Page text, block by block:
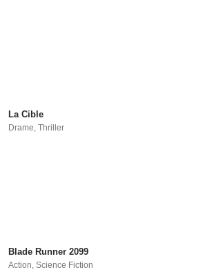
La Cible
Drame,Thriller
Blade Runner 2099
Action ,Science Fiction